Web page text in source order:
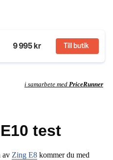
9 995 kr Till butik
i samarbete med PriceRunner
test
av Zing E8 kommer du med